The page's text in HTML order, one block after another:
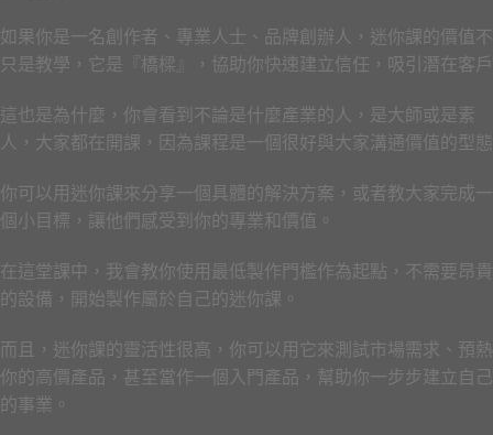
如果你是一名創作者、專業人士、品牌創辦人，迷你課的價值不
只是教學，它是『橋樑』，協助你快速建立信任，吸引潛在客戶
這也是為什麼，你會看到不論是什麼產業的人，是大師或是素
人，大家都在開課，因為課程是一個很好與大家溝通價值的型態
你可以用迷你課來分享一個具體的解決方案，或者教大家完成一
個小目標，讓他們感受到你的專業和價值。
在這堂課中，我會教你使用最低製作門檻作為起點，不需要昂貴
的設備，開始製作屬於自己的迷你課。
而且，迷你課的靈活性很高，你可以用它來測試市場需求、預熱
你的高價產品，甚至當作一個入門產品，幫助你一步步建立自己
的事業。